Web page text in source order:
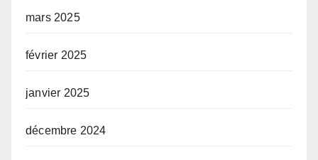
mars 2025
février 2025
janvier 2025
décembre 2024